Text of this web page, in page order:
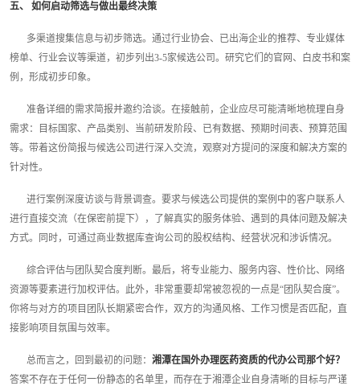
五、 如何启动筛选与做出最终决策
多渠道搜集信息与初步筛选。通过行业协会、已出海企业的推荐、专业媒体
榜单、行业会议等渠道，初步列出3-5家候选公司。研究它们的官网、白皮书和案
例，形成初步印象。
准备详细的需求简报并邀约洽谈。在接触前，企业应尽可能清晰地梳理自身
需求：目标国家、产品类别、当前研发阶段、已有数据、预期时间表、预算范围
等。带着这份简报与候选公司进行深入交流，观察对方提问的深度和解决方案的
针对性。
进行案例深度访谈与背景调查。要求与候选公司提供的案例中的客户联系人
进行直接交流（在保密前提下），了解真实的服务体验、遇到的具体问题及解决
方式。同时，可通过商业数据库查询公司的股权结构、经营状况和涉诉情况。
综合评估与团队契合度判断。最后，将专业能力、服务内容、性价比、网络
资源等要素进行加权评估。此外，非常重要却常被忽视的一点是“团队契合度”。
你将与对方的项目团队长期紧密合作，双方的沟通风格、工作习惯是否匹配，直
接影响项目氛围与效率。
总而言之，回到最初的问题： 湘潭在国外办理医药资质的代办公司那个好？
答案不存在于任何一份静态的名单里，而存在于湘潭企业自身清晰的目标与严谨